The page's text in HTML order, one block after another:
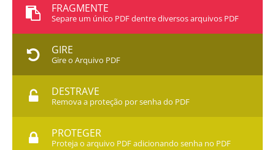
FRAGMENTE
Separe um único PDF dentre diversos arquivos PDF
GIRE
Gire o Arquivo PDF
DESTRAVE
Remova a proteção por senha do PDF
PROTEGER
Proteja o arquivo PDF adicionando senha no PDF